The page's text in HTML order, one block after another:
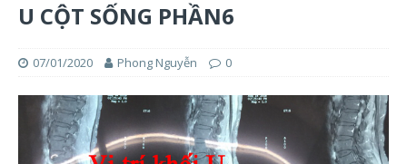
U CỘT SỐNG PHẦN6
07/01/2020 Phong Nguyễn 0